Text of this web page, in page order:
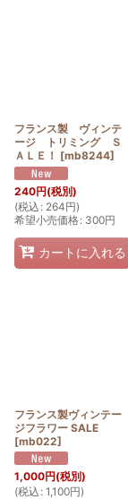
フランス製 ヴィンテ
ージ トリミング Ｓ
ＡＬＥ！ [mb8244]
240円(税別)
(税込 : 264円)
希望小売価格: 300円
カートに入れる
フランス製ヴィンテー
ジフラワー SALE
[mb022]
1,000円(税別)
(税込 : 1,100円)